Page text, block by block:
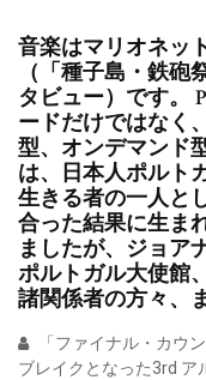
音楽はマリオネッ
（「種子島・鉄
タビュー）です。
ードだけではなく
型、オンデマンド
は、日本人ポルト
生きる者の一人と
合った結果に生ま
ましたが、ジョア
ポルトガル大使館
諸関係者の方々、
「ファイナル・カウ
ブレイクとなった3rd ア